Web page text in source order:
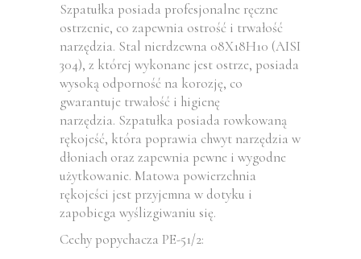
Szpatułka posiada profesjonalne ręczne
ostrzenie, co zapewnia ostrość i trwałość
narzędzia. Stal nierdzewna 08X18H10 (AISI
304), z której wykonane jest ostrze, posiada
wysoką odporność na korozję, co
gwarantuje trwałość i higienę
narzędzia. Szpatułka posiada rowkowaną
rękojeść, która poprawia chwyt narzędzia w
dłoniach oraz zapewnia pewne i wygodne
użytkowanie. Matowa powierzchnia
rękojeści jest przyjemna w dotyku i
zapobiega wyślizgiwaniu się.
Cechy popychacza PE-51/2: